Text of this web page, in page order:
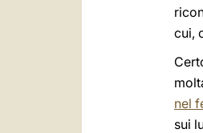
cui,
nel
sui